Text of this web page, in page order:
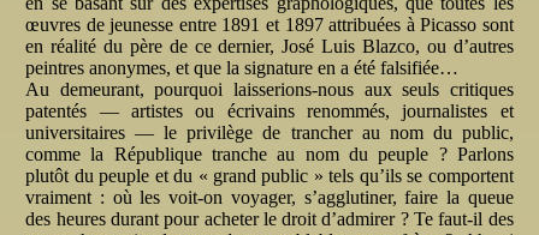
œuvres de jeunesse entre 1891 et 1897 attribuées à Picasso sont
en réalité du père de ce dernier, José Luis Blazco, ou d’autres
peintres anonymes, et que la signature en a été falsifiée…
Au demeurant, pourquoi laisserions-nous aux seuls critiques
patentés — artistes ou écrivains renommés, journalistes et
universitaires — le privilège de trancher au nom du public,
comme la République tranche au nom du peuple ? Parlons
plutôt du peuple et du « grand public » tels qu’ils se comportent
vraiment : où les voit-on voyager, s’agglutiner, faire la queue
des heures durant pour acheter le droit d’admirer ? Te faut-il des